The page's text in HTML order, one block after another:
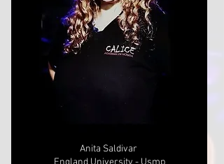
Anita Saldivar